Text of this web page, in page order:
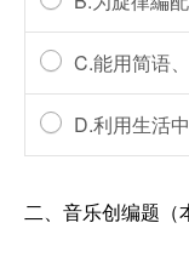
C.能用简语
D.利用生活
二、音乐创编题（